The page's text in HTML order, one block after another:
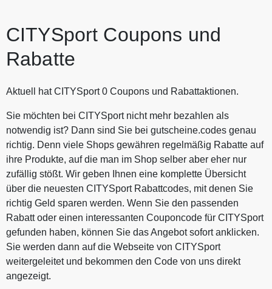
CITYSport Coupons und
Rabatte
Aktuell hat CITYSport 0 Coupons und Rabattaktionen.
Sie möchten bei CITYSport nicht mehr bezahlen als
notwendig ist? Dann sind Sie bei gutscheine.codes genau
richtig. Denn viele Shops gewähren regelmäßig Rabatte auf
ihre Produkte, auf die man im Shop selber aber eher nur
zufällig stößt. Wir geben Ihnen eine komplette Übersicht
über die neuesten CITYSport Rabattcodes, mit denen Sie
richtig Geld sparen werden. Wenn Sie den passenden
Rabatt oder einen interessanten Couponcode für CITYSport
gefunden haben, können Sie das Angebot sofort anklicken.
Sie werden dann auf die Webseite von CITYSport
weitergeleitet und bekommen den Code von uns direkt
angezeigt.